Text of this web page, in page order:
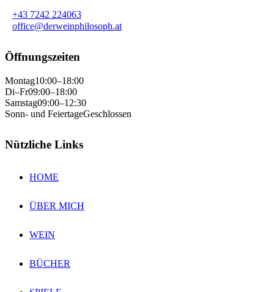
+43 7242 224063
office@derweinphilosoph.at
Öffnungszeiten
Montag10:00–18:00
Di–Fr09:00–18:00
Samstag09:00–12:30
Sonn- und FeiertageGeschlossen
Nützliche Links
HOME
ÜBER MICH
WEIN
BÜCHER